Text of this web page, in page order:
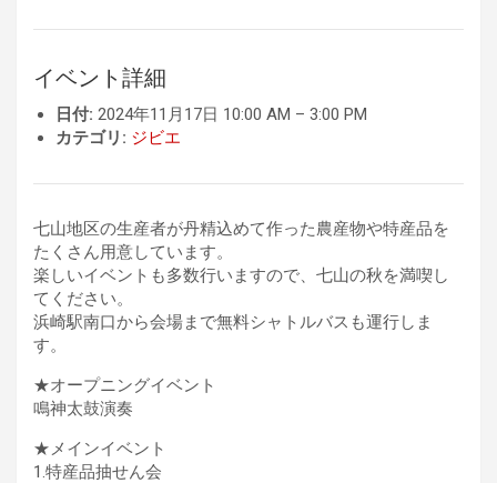
イベント詳細
日付: 2024年11月17日 10:00 AM – 3:00 PM
カテゴリ: ジビエ
七山地区の生産者が丹精込めて作った農産物や特産品を
たくさん用意しています。
楽しいイベントも多数行いますので、七山の秋を満喫し
てください。
浜崎駅南口から会場まで無料シャトルバスも運行しま
す。
★オープニングイベント
鳴神太鼓演奏
★メインイベント
1.特産品抽せん会